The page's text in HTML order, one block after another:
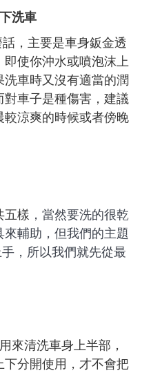
洗車
，主要是車身鈑金透
使你沖水或噴泡沫上
車時又沒有適當的潤
車子是種傷害，建議
涼爽的時候或者傍晚
五樣 ，當然要洗的很乾
輔助，但我們的主題
，所以我們就先從最
來清洗車身上半部，
分開使用，才不會把